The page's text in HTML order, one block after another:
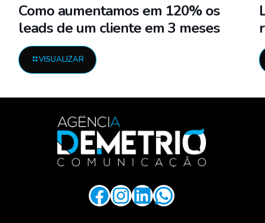
Como aumentamos em 120% os
leads de um cliente em 3 meses
VISUALIZAR
Facebook
Instagram
LinkedIn
WhatsApp